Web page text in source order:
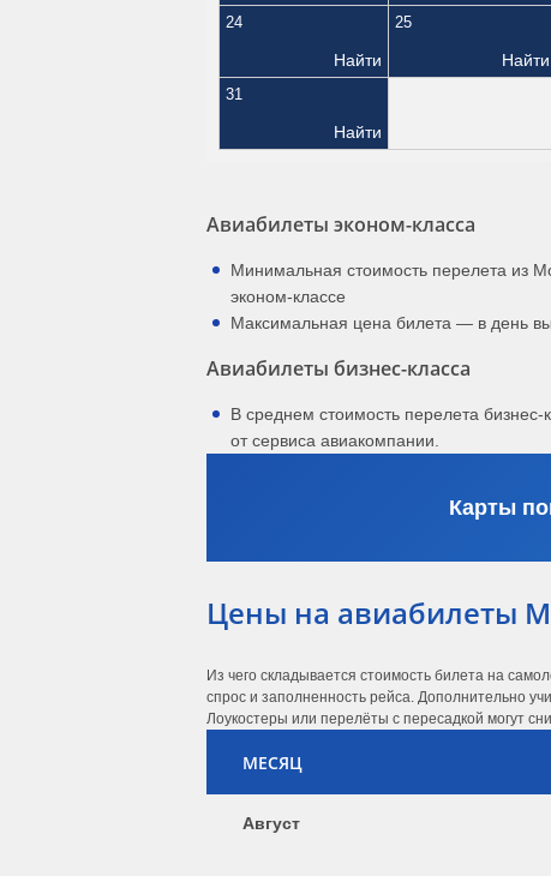
24
Найти
25
Найти
31
Найти
Авиабилеты эконом-класса
Минимальная стоимость перелета из
эконом-классе
Максимальная цена билета — в день
Авиабилеты бизнес-класса
В среднем стоимость перелета
от сервиса авиакомпании.
Карты
Цены на авиабилеты
Из чего складывается стоимость билета на
спрос и заполненность рейса. Дополнительно
Лоукостеры или перелёты с пересадкой могут
МЕСЯЦ
Август